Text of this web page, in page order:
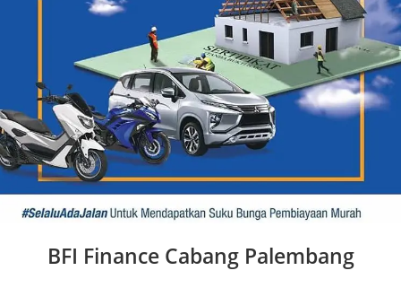
BFI Finance Cabang Palembang